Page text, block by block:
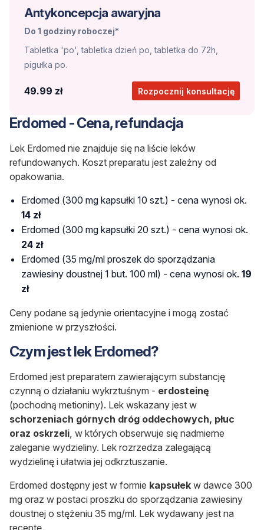
Antykoncepcja awaryjna
Do 1 godziny roboczej*
Tabletka 'po', tabletka dzień po, tabletka do 72h,
pigułka po.
49.99 zł Rozpocznij konsultację
Erdomed - Cena, refundacja
Lek Erdomed nie znajduje się na liście leków
refundowanych. Koszt preparatu jest zależny od
opakowania.
Erdomed (300 mg kapsułki 10 szt.) - cena wynosi ok.
14 zł
Erdomed (300 mg kapsułki 20 szt.) - cena wynosi ok.
24 zł
Erdomed (35 mg/ml proszek do sporządzania
zawiesiny doustnej 1 but. 100 ml) - cena wynosi ok. 19
zł
Ceny podane są jedynie orientacyjne i mogą zostać
zmienione w przyszłości.
Czym jest lek Erdomed?
Erdomed jest preparatem zawierającym substancję
czynną o działaniu wykrztuśnym - erdosteinę
(pochodną metioniny). Lek wskazany jest w
schorzeniach górnych dróg oddechowych, płuc
oraz oskrzeli, w których obserwuje się nadmierne
zaleganie wydzieliny. Lek rozrzedza zalegającą
wydzielinę i ułatwia jej odkrztuszanie.
Erdomed dostępny jest w formie kapsułek w dawce 300
mg oraz w postaci proszku do sporządzania zawiesiny
doustnej o stężeniu 35 mg/ml. Lek wydawany jest na